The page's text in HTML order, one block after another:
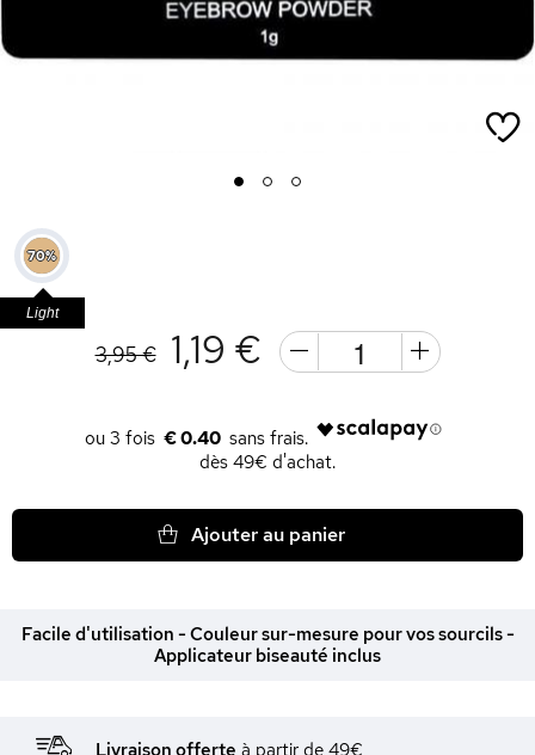
1 2 3
3,95 € 1,19 €
€ 0.40
dès 49€ d'achat.
Ajouter au panier
Facile d'utilisation - Couleur sur-mesure pour vos sourcils -
Applicateur biseauté inclus
Livraison offerte à partir de 49€
Light